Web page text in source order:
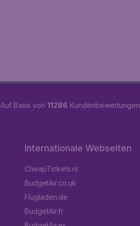
Auf Basis von 11286 Kundenbewertungen
Internationale Webseiten
CheapTickets.nl
BudgetAir.co.uk
Flugladen.de
BudgetAir.fr